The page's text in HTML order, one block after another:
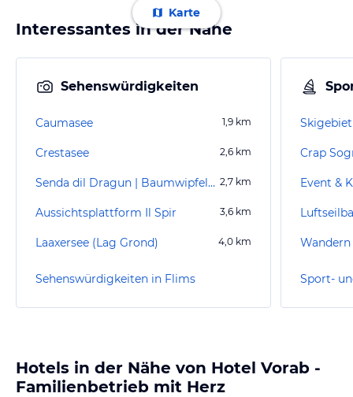
Karte
Interessantes in der Nähe
Sehenswürdigkeiten
Caumasee 1,9 km
Crestasee 2,6 km
Senda dil Dragun | Baumwipfelpfad Laax 2,7 km
Aussichtsplattform Il Spir 3,6 km
Laaxersee (Lag Grond) 4,0 km
Sehenswürdigkeiten in Flims
Crap
Event &
Wandern
Sport-
Hotels in der Nähe von Hotel Vorab -
Familienbetrieb mit Herz